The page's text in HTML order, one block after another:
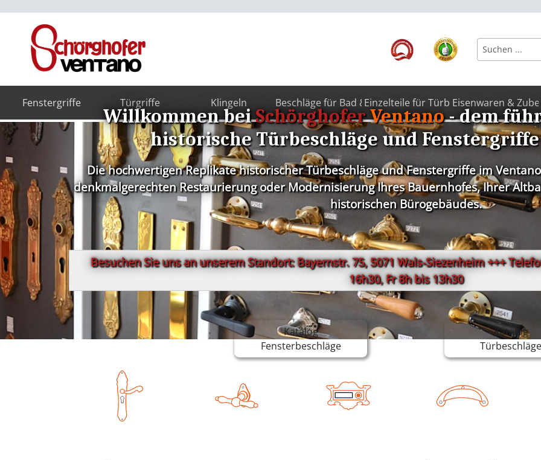
Fenstergriffe Türgriffe Klingeln Beschläge für Bad & WCEinzelteile für Türbeschläge
Eisenwaren &
Willkommen beiSchörghoferVentano- dem
historische Türbeschläge und
Die hochwertigen Replikate historischer Türbeschläge und Fenstergriffe im
denkmalgerechten Restaurierung oder Modernisierung Ihres Bauernhofes, Ihrer
historischen Bürogebäudes.
Besuchen Sie uns an unserem Standort: Bayernstr. 75, 5071 Wals-Siezenheim +++
16h30, Fr 8h bis 13h30
Katalog
Fensterbeschläge
Katalog
Türbeschläge